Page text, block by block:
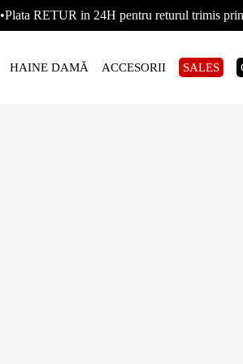
•Plata RETUR in 24H pentru returul trimis
HAINE DAMĂ ACCESORII SALES